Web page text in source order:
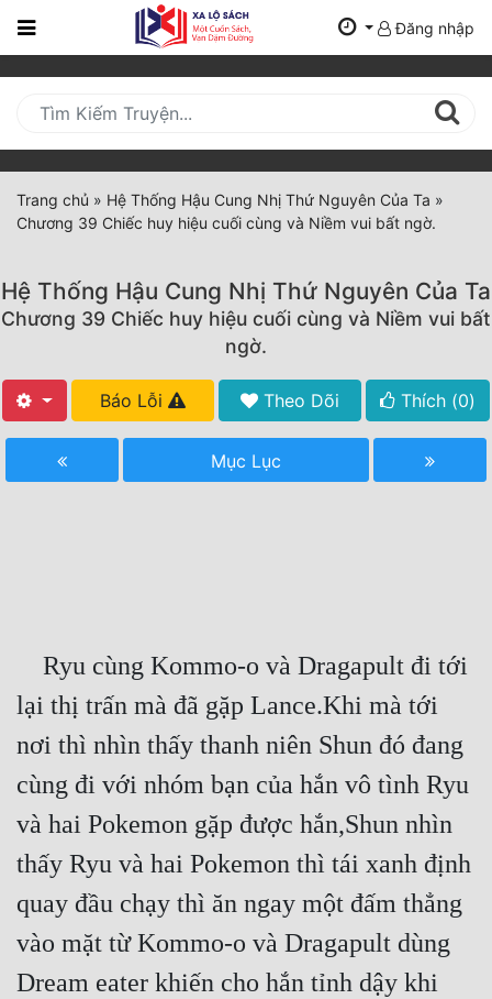
Trang
Mới
Cập
Nhật
(current)
Thể Loại
Truyện Mới Ra
Hoàn Thành
Truyện Dịch
Truyện Nhập Môn
Truyện ngắn
Xa Lộ Dịch
Cung Đấu
Cạnh Kỹ
Cổ Tiên Hiệp
Đăng nhập
Trang chủ » Hệ Thống Hậu Cung Nhị Thứ Nguyên Của Ta »
Chương 39 Chiếc huy hiệu cuối cùng và Niềm vui bất ngờ.
Hệ Thống Hậu Cung Nhị Thứ Nguyên Của Ta
Chương 39 Chiếc huy hiệu cuối cùng và Niềm vui bất
ngờ.
Báo Lỗi Theo Dõi Thích (0)
Mục Lục
lại thị trấn mà đã gặp Lance.Khi mà tới
nơi thì nhìn thấy thanh niên Shun đó đang
cùng đi với nhóm bạn của hắn vô tình Ryu
và hai Pokemon gặp được hắn,Shun nhìn
thấy Ryu và hai Pokemon thì tái xanh định
quay đầu chạy thì ăn ngay một đấm thẳng
vào mặt từ Kommo-o và Dragapult dùng
Dream eater khiến cho hắn tỉnh dậy khi